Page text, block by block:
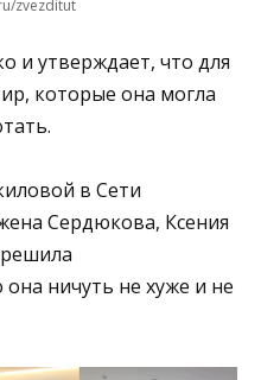
zvezditut
и утверждает, что для
которые она могла
в Сети
Сердюкова, Ксения
ничуть не хуже и не